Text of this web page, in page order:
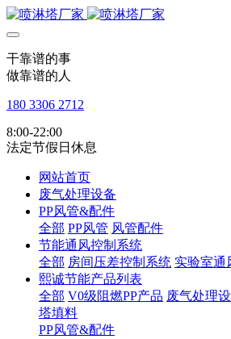
干靠谱的事
做靠谱的人
180 3306 2712
8:00-22:00
法定节假日休息
网站首页
废气处理设备
PP风管&配件
全部 PP风管 风管配件
节能通风控制系统
全部 房间压差控制系统 实验室通
熙诚节能产品列表
全部 V0级阻燃PP产品 废气处理
塔填料
PP风管&配件